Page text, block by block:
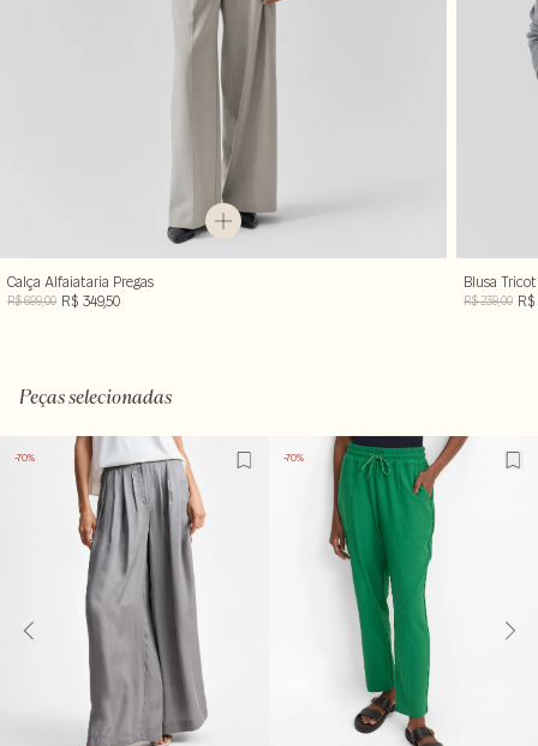
Calça Alfaiataria Pregas
R$ 699,00 R$ 349,50
Blusa
R$ 239,00 R$
Peças selecionadas
-70% -70%